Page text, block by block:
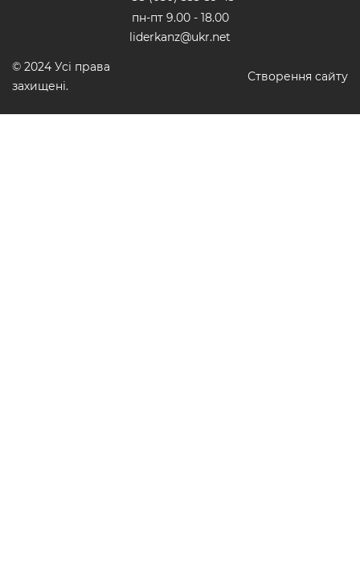
пн-пт 9.00 - 18.00
liderkanz@ukr.net
© 2024 Усі права
захищені.
Створення сайту